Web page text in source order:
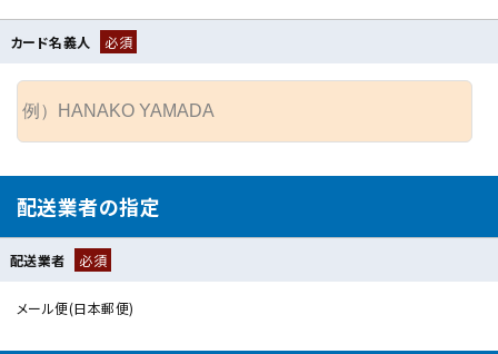
カード名義人 必須
配送業者の指定
配送業者 必須
メール便(日本郵便)